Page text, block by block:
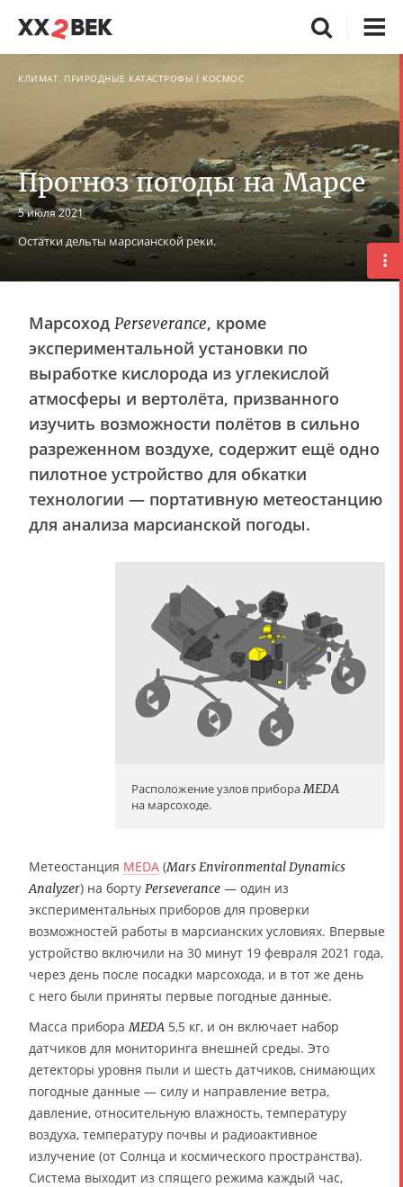
КЛИМАТ, ПРИРОДНЫЕ КАТАСТРОФЫ КОСМОС
Прогноз погоды на Марсе
5 июля 2021
Остатки дельты марсианской реки.
Марсоход Perseverance, кроме
экспериментальной установки по
выработке кислорода из углекислой
атмосферы и вертолёта, призванного
изучить возможности полётов в сильно
разреженном воздухе, содержит ещё одно
пилотное устройство для обкатки
технологии — портативную метеостанцию
для анализа марсианской погоды.
Расположение узлов прибораMEDA
на марсоходе.
Метеостанция MEDA (Mars Environmental Dynamics
Analyzer) на борту Perseverance — один из
экспериментальных приборов для проверки
возможностей работы в марсианских условиях. Впервые
устройство включили на 30 минут 19 февраля 2021 года,
через день после посадки марсохода, и в тот же день
с него были приняты первые погодные данные.
Масса прибора MEDA 5,5 кг, и он включает набор
датчиков для мониторинга внешней среды. Это
детекторы уровня пыли и шесть датчиков, снимающих
погодные данные — силу и направление ветра,
давление, относительную влажность, температуру
воздуха, температуру почвы и радиоактивное
излучение (от Солнца и космического пространства).
Система выходит из спящего режима каждый час,